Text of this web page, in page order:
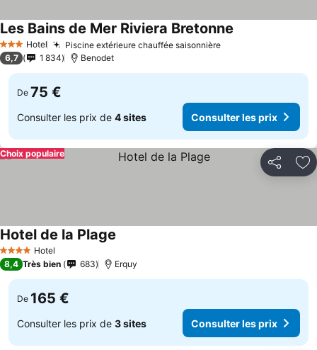
3 ÉtoilesHotel Piscine extérieure chauffée saisonnière
Les Bains de Mer Riviera Bretonne
6,7 1 834 Benodet
De 75 €
Consulter les prix de 4 sites Consulter les prix
Partager
Choix populaire
4 Étoiles Hotel
Hotel de la Plage
8,4 Très bien 683 Erquy
De 165 €
Consulter les prix de 3 sites Consulter les prix